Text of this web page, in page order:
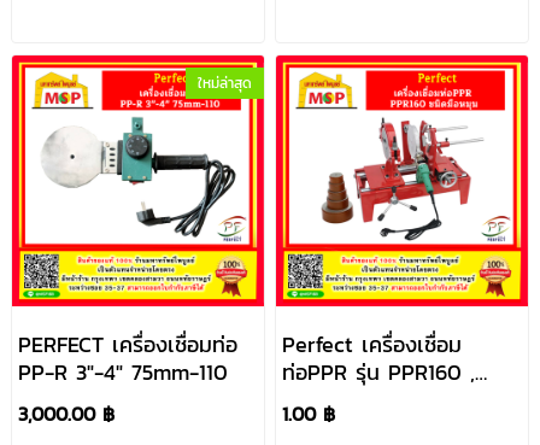
ใหม่ล่าสุด
PERFECT เครื่องเชื่อมท่อ
PP-R 3"-4" 75mm-110
3,000.00 ฿
Perfect เครื่องเชื่อม
ท่อPPR รุ่น PPR160 ,
PPR160-2M
1.00 ฿